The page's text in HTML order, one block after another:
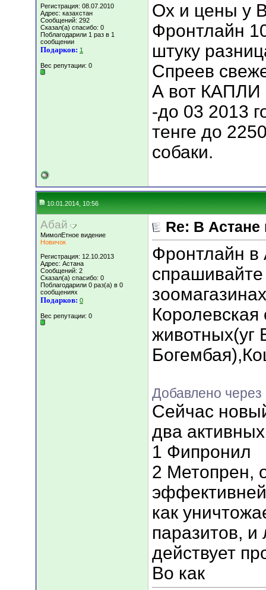
Регистрация: 08.07.2010
Адрес: казахстан
Сообщений: 292
Сказал(а) спасибо: 0
Поблагодарили 1 раз в 1
сообщении
Подарков: 1
Вес репутации: 0
Ох и цены у
Фронтлайн
штуку
Спреев
А вот КАПЛИ
-до 03 2013
тенге до
собаки.
10.01.2014, 10:56
Абай
МимолЕтное видение
Новичок
Регистрация: 12.10.2013
Адрес: Астана
Сообщений: 2
Сказал(а) спасибо: 0
Поблагодарили 0 раз(а) в 0
сообщениях
Подарков: 0
Вес репутации: 0
Re: В Астане
Фронтлайн в
животных(уг
Добавлено через
Сейчас
два
1 Фипронил
2 Метопрен,
как
паразитов,
действует
Во как